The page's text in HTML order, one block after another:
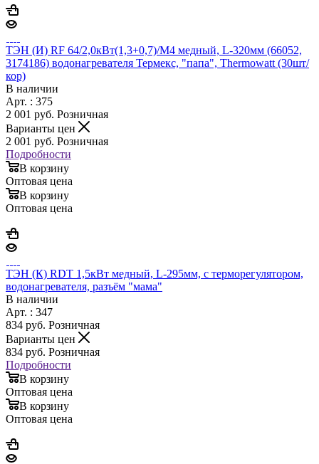
ТЭН (И) RF 64/2,0кВт(1,3+0,7)/М4 медный, L-320мм (66052,
3174186) водонагревателя Термекс, "папа", Thermowatt (30шт/
кор)
В наличии
Арт. : 375
2 001 руб. Розничная
Варианты цен
2 001 руб. Розничная
Подробности
В корзину
Оптовая цена
В корзину
Оптовая цена
ТЭН (К) RDT 1,5кВт медный, L-295мм, с терморегулятором,
водонагревателя, разъём "мама"
В наличии
Арт. : 347
834 руб. Розничная
Варианты цен
834 руб. Розничная
Подробности
В корзину
Оптовая цена
В корзину
Оптовая цена